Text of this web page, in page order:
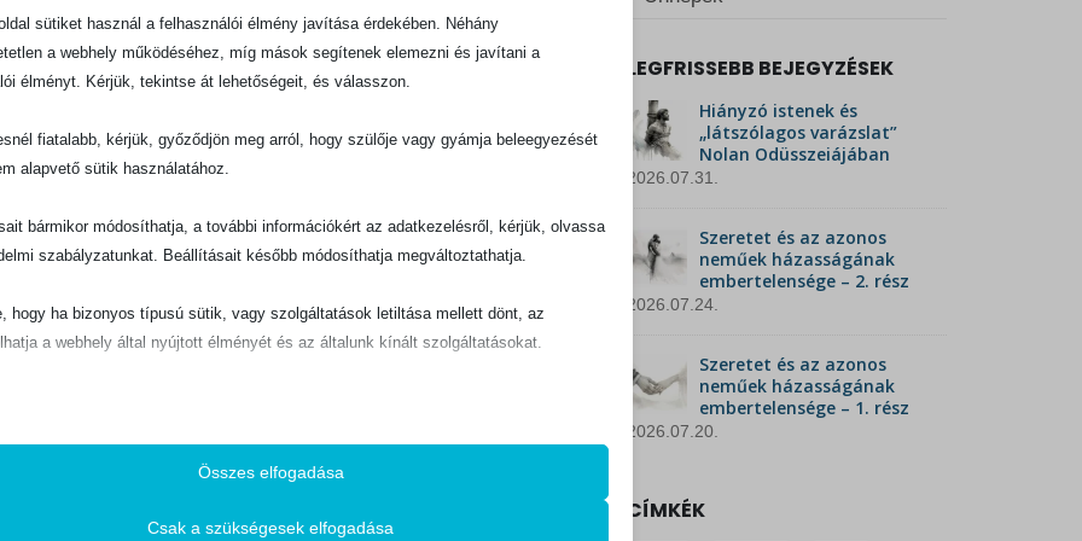
LEGFRISSEBB BEJEGYZÉSEK
Hiányzó istenek és
„látszólagos varázslat”
Nolan Odüsszeiájában
2026.07.31.
Szeretet és az azonos
neműek házasságának
embertelensége – 2. rész
2026.07.24.
Szeretet és az azonos
neműek házasságának
embertelensége – 1. rész
2026.07.20.
CÍMKÉK
sütiket használ a felhasználói élmény javítása érdekében. Néhány
a webhely működéséhez, míg mások segítenek elemezni és javítani a
élményt. Kérjük, tekintse át lehetőségeit, és válasszon.
fiatalabb, kérjük, győződjön meg arról, hogy szülője vagy gyámja beleegyezését
alapvető sütik használatához.
bármikor módosíthatja, a további információkért az adatkezelésről, kérjük, olvassa
szabályzatunkat. Beállításait később módosíthatja megváltoztathatja.
hogy ha bizonyos típusú sütik, vagy szolgáltatások letiltása mellett dönt, az
a webhely által nyújtott élményét és az általunk kínált szolgáltatásokat.
szolgáltatások a GDPR szerint nem igénylik a felhasználó hozzájárulását.
Összes elfogadása
Csak a szükségesek elfogadása